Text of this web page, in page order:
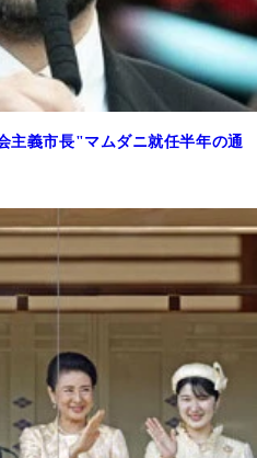
主義市長"マムダニ就任半年の通